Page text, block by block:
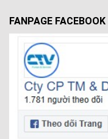
FANPAGE FACEBOOK